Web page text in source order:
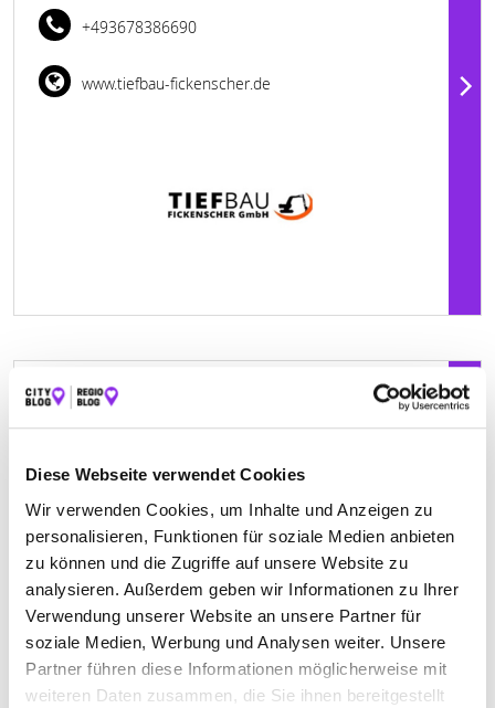
Diese Webseite verwendet Cookies
Wir verwenden Cookies, um Inhalte und Anzeigen zu
personalisieren, Funktionen für soziale Medien anbieten
zu können und die Zugriffe auf unsere Website zu
analysieren. Außerdem geben wir Informationen zu Ihrer
Verwendung unserer Website an unsere Partner für
soziale Medien, Werbung und Analysen weiter. Unsere
Partner führen diese Informationen möglicherweise mit
weiteren Daten zusammen, die Sie ihnen bereitgestellt
+493678386690
www.tiefbau-fickenscher.de
Keine Öffnungszeiten angegeben
Blumenstraße 42| 98693 Ilmenau DE
+493677205151
www.hse-musterhaus.de